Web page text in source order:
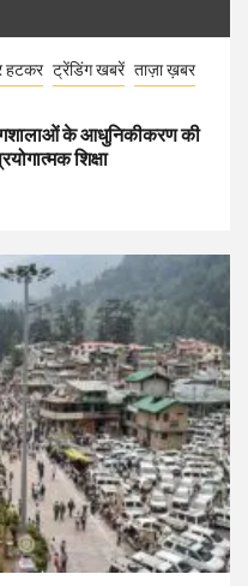
हटकर ट्रेंडिंग खबरें ताज़ा ख़बर
के आधुनिकीकरण की
शिक्षा